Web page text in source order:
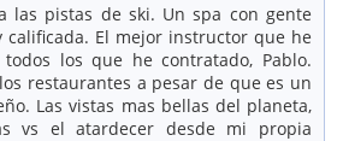
las pistas de ski. Un spa con gente
calificada. El mejor instructor que he
los que he contratado, Pablo.
restaurantes a pesar de que es un
Las vistas mas bellas del planeta,
vs el atardecer desde mi propia